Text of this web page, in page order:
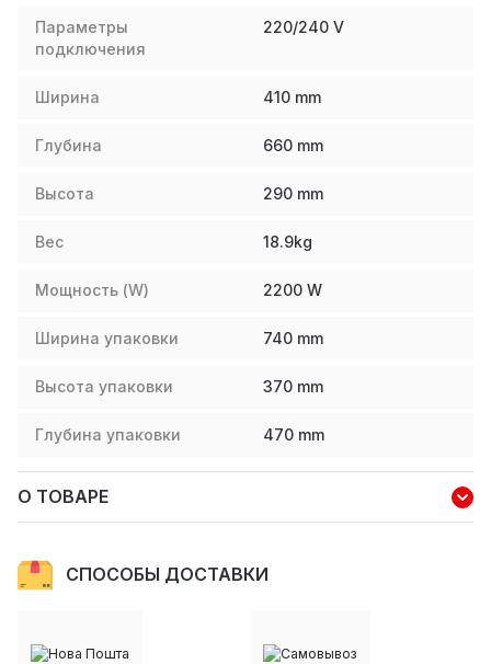
Параметры
подключения
220/240 V
Ширина 410 mm
Глубина 660 mm
Высота 290 mm
Вес 18.9kg
Мощность (W) 2200 W
Ширина упаковки 740 mm
Высота упаковки 370 mm
Глубина упаковки 470 mm
О ТОВАРЕ
СПОСОБЫ ДОСТАВКИ